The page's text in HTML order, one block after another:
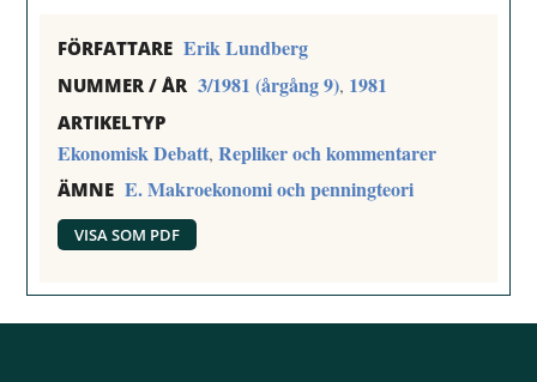
FÖRFATTARE Erik Lundberg
NUMMER / ÅR 3/1981 (årgång 9), 1981
ARTIKELTYP
Ekonomisk Debatt,Repliker och kommentarer
ÄMNE E. Makroekonomi och penningteori
VISA SOM PDF